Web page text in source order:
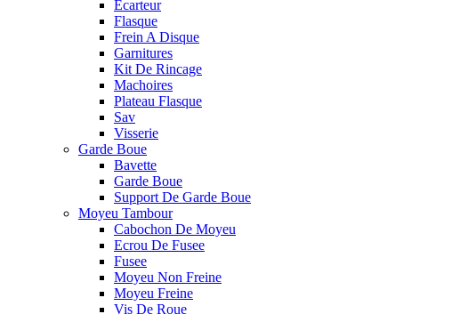
Ecarteur
Flasque
Frein A Disque
Garnitures
Kit De Rincage
Machoires
Plateau Flasque
Sav
Visserie
Garde Boue
Bavette
Garde Boue
Support De Garde Boue
Moyeu Tambour
Cabochon De Moyeu
Ecrou De Fusee
Fusee
Moyeu Non Freine
Moyeu Freine
Vis De Roue